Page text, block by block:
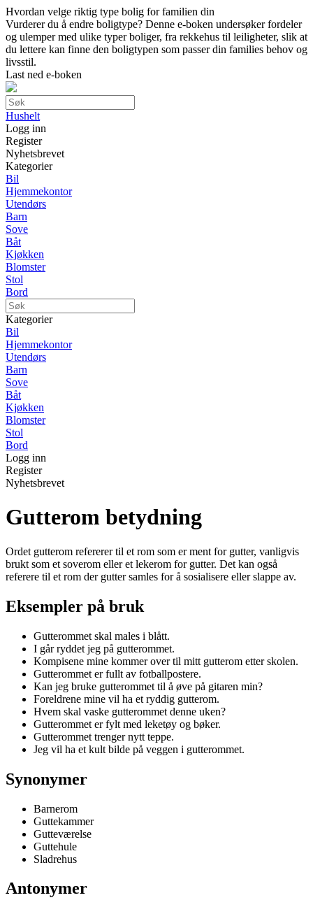
Hvordan velge riktig type bolig for familien din
Vurderer du å endre boligtype? Denne e-boken undersøker fordeler
og ulemper med ulike typer boliger, fra rekkehus til leiligheter, slik at
du lettere kan finne den boligtypen som passer din families behov og
livsstil.
Last ned e-boken
Hushelt
Logg inn
Register
Nyhetsbrevet
Kategorier
Bil
Hjemmekontor
Utendørs
Barn
Sove
Båt
Kjøkken
Blomster
Stol
Bord
Kategorier
Bil
Hjemmekontor
Utendørs
Barn
Sove
Båt
Kjøkken
Blomster
Stol
Bord
Logg inn
Register
Nyhetsbrevet
Gutterom betydning
Ordet gutterom refererer til et rom som er ment for gutter, vanligvis
brukt som et soverom eller et lekerom for gutter. Det kan også
referere til et rom der gutter samles for å sosialisere eller slappe av.
Eksempler på bruk
Gutterommet skal males i blått.
I går ryddet jeg på gutterommet.
Kompisene mine kommer over til mitt gutterom etter skolen.
Gutterommet er fullt av fotballpostere.
Kan jeg bruke gutterommet til å øve på gitaren min?
Foreldrene mine vil ha et ryddig gutterom.
Hvem skal vaske gutterommet denne uken?
Gutterommet er fylt med leketøy og bøker.
Gutterommet trenger nytt teppe.
Jeg vil ha et kult bilde på veggen i gutterommet.
Synonymer
Barnerom
Guttekammer
Gutteværelse
Guttehule
Sladrehus
Antonymer